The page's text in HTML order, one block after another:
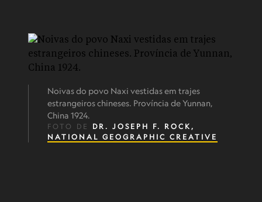
Noivas do povo Naxi vestidas em trajes
estrangeiros chineses. Província de Yunnan,
China 1924.
FOTO DE DR. JOSEPH F. ROCK,
NATIONAL GEOGRAPHIC CREATIVE